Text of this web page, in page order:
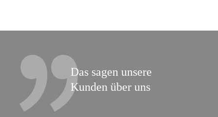
Das sagen unsere
Kunden über uns